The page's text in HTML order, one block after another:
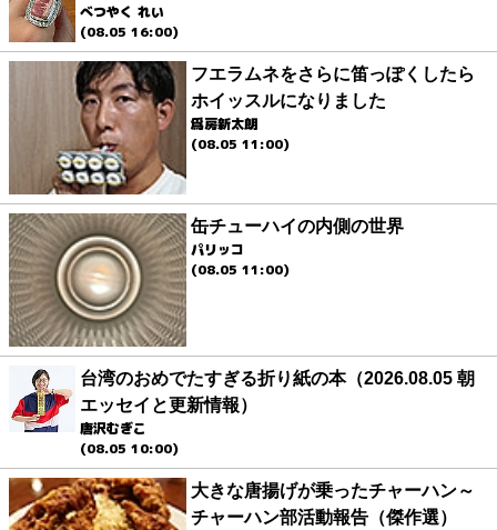
べつやく れい
(08.05 16:00)
フエラムネをさらに笛っぽくしたら
ホイッスルになりました
爲房新太朗
(08.05 11:00)
缶チューハイの内側の世界
パリッコ
(08.05 11:00)
台湾のおめでたすぎる折り紙の本（2026.08.05 朝
エッセイと更新情報）
唐沢むぎこ
(08.05 10:00)
大きな唐揚げが乗ったチャーハン～
チャーハン部活動報告（傑作選）